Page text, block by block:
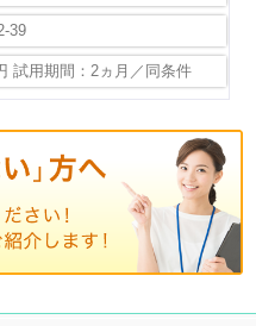
39
試用期間：2ヵ月／同条件